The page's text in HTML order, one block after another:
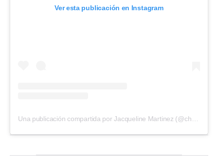
Ver esta publicación en Instagram